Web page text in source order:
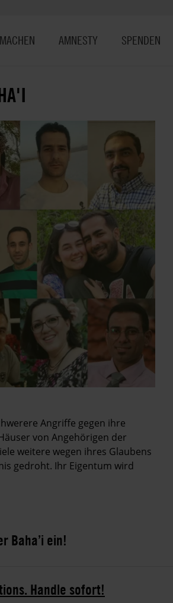
AMNESTY SPENDEN
Angriffe gegen ihre
von Angehörigen der
weitere wegen ihres Glaubens
gedroht. Ihr Eigentum wird
Baha’i ein!
Handle sofort!